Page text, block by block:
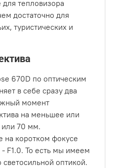
тепловизора
достаточно для
туристических и
670D по оптическим
в себе сразу два
момент
на меньшее или
или 70 мм.
на коротком фокусе
F1.0. То есть мы имеем
оптикой.